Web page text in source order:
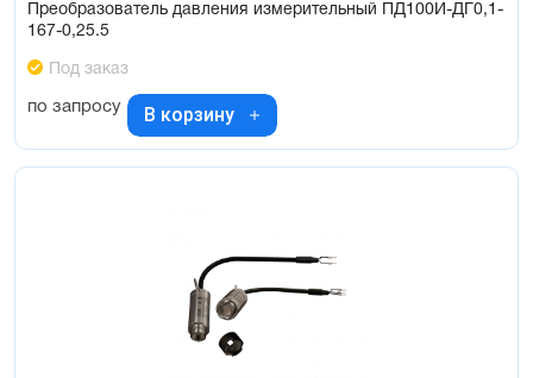
Преобразователь давления измерительный ПД100И-ДГ0,1-
167-0,25.5
Под заказ
по запросу В корзину